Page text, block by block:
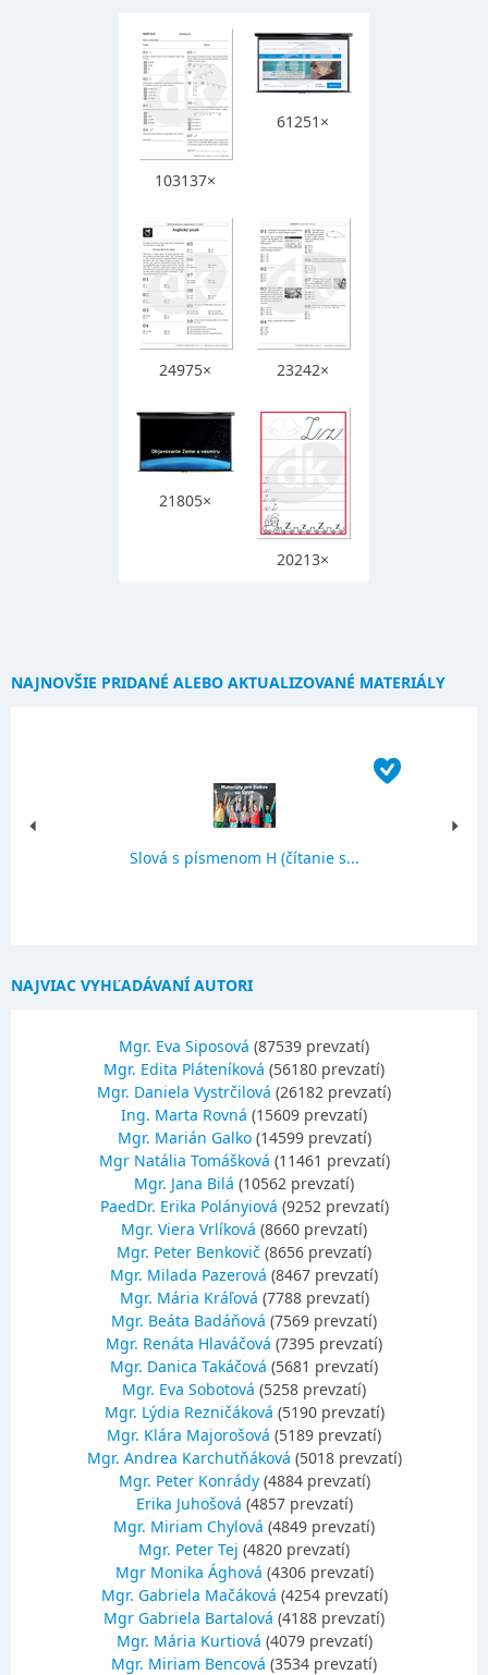
103137×
61251×
24975× 23242×
21805×
20213×
NAJNOVŠIE PRIDANÉ ALEBO AKTUALIZOVANÉ MATERIÁLY
Slová s písmenom H (čítanie s...
NAJVIAC VYHĽADÁVANÍ AUTORI
Mgr. Eva Siposová (87539 prevzatí)
Mgr. Edita Pláteníková (56180 prevzatí)
Mgr. Daniela Vystrčilová (26182 prevzatí)
Ing. Marta Rovná (15609 prevzatí)
Mgr. Marián Galko(14599 prevzatí)
Mgr Natália Tomášková (11461 prevzatí)
Mgr. Jana Bilá (10562 prevzatí)
PaedDr. Erika Polányiová (9252 prevzatí)
Mgr. Viera Vrlíková (8660 prevzatí)
Mgr. Peter Benkovič (8656 prevzatí)
Mgr. Milada Pazerová (8467 prevzatí)
Mgr. Mária Kráľová (7788 prevzatí)
Mgr. Beáta Badáňová (7569 prevzatí)
Mgr. Renáta Hlaváčová (7395 prevzatí)
Mgr. Danica Takáčová (5681 prevzatí)
Mgr. Eva Sobotová (5258 prevzatí)
Mgr. Lýdia Rezničáková (5190 prevzatí)
Mgr. Klára Majorošová (5189 prevzatí)
Mgr. Andrea Karchutňáková (5018 prevzatí)
Mgr. Peter Konrády(4884 prevzatí)
Erika Juhošová (4857 prevzatí)
Mgr. Miriam Chylová (4849 prevzatí)
Mgr. Peter Tej (4820 prevzatí)
Mgr Monika Ághová (4306 prevzatí)
Mgr. Gabriela Mačáková (4254 prevzatí)
Mgr Gabriela Bartalová (4188 prevzatí)
Mgr. Mária Kurtiová (4079 prevzatí)
Mgr. Miriam Bencová (3534 prevzatí)